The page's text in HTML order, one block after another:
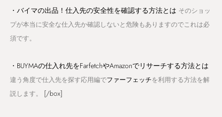
・ バイマの出品！仕入先の安全性を確認する方法とは そのショッ
プが本当に安全な仕入先か確認しないと危険もありますのでこれは必
須です。
・ BUYMAの仕入れ先をFarfetchやAmazonでリサーチする方法とは
違う角度で仕入先を探す応用編でファーフェッチを利用する方法を解
説します。
[/box]